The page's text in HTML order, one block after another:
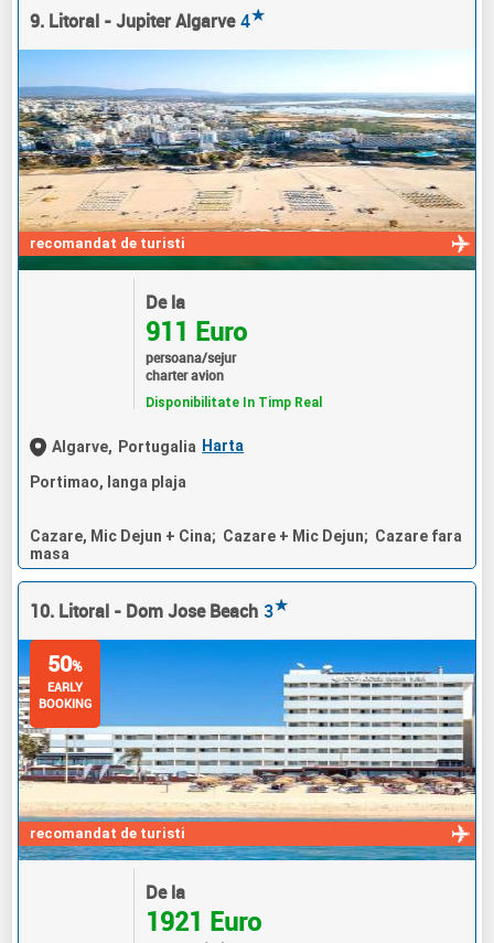
9. Litoral - Jupiter Algarve 4★
recomandat de turisti
De la
911 Euro
persoana/sejur
charter avion
Disponibilitate In Timp Real
Algarve, Portugalia Harta
Portimao, langa plaja
Cazare, Mic Dejun + Cina; Cazare + Mic Dejun; Cazare fara
masa
10. Litoral - Dom Jose Beach 3★
recomandat de turisti
50%
EARLY
BOOKING
De la
1921 Euro